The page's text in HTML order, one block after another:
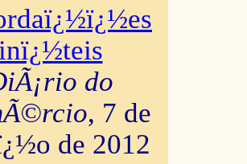
inï¿½teis
do
, 7 de
de 2012